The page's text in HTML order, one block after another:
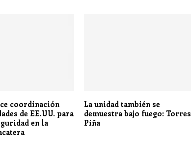
coordinación
de EE.UU. para
en la
La unidad también se
demuestra bajo fuego: Torres
Piña